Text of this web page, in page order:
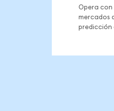
Opera con
mercados
predicción